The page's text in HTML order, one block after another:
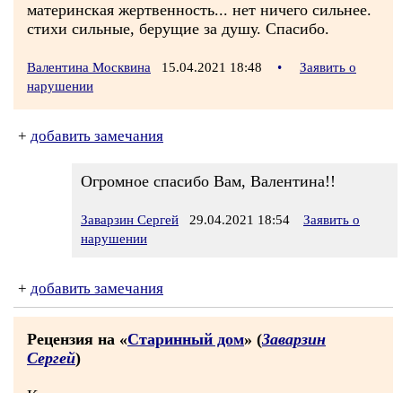
материнская жертвенность... нет ничего сильнее.
стихи сильные, берущие за душу. Спасибо.
Валентина Москвина 15.04.2021 18:48 •
Заявить о
нарушении
+ добавить замечания
Огромное спасибо Вам, Валентина!!
Заварзин Сергей 29.04.2021 18:54
Заявить о
нарушении
+ добавить замечания
Рецензия на «Старинный дом» (Заварзин
Сергей)